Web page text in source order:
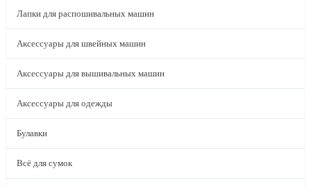
Лапки для распошивальных машин
Аксессуары для швейных машин
Аксессуары для вышивальных машин
Аксессуары для одежды
Булавки
Всё для сумок